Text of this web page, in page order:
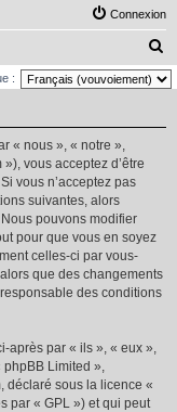
Connexion
e
:
« nous », « notre »,
vous acceptez d’être
vous n’acceptez pas
suivantes, alors
pouvons modifier
pour que vous en soyez
celles-ci par vous-
que des changements
des conditions
après par « ils », « eux »,
phpBB Limited »,
déclaré sous la licence «
par « GPL ») et qui peut